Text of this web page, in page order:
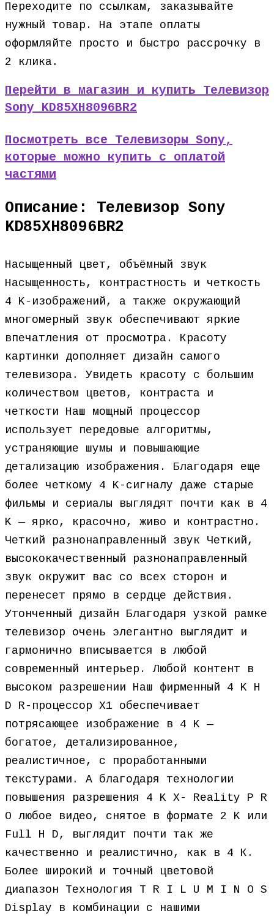
Переходите по ссылкам, заказывайте
нужный товар. На этапе оплаты
оформляйте просто и быстро рассрочку в
2 клика.
Перейти в магазин и купить Телевизор
Sony KD85XH8096BR2
Посмотреть все Телевизоры Sony,
которые можно купить с оплатой
частями
Описание: Телевизор Sony
KD85XH8096BR2
Насыщенный цвет, объёмный звук
Насыщенность, контрастность и четкость
4 K-изображений, а также окружающий
многомерный звук обеспечивают яркие
впечатления от просмотра. Красоту
картинки дополняет дизайн самого
телевизора. Увидеть красоту с большим
количеством цветов, контраста и
четкости Наш мощный процессор
использует передовые алгоритмы,
устраняющие шумы и повышающие
детализацию изображения. Благодаря еще
более четкому 4 K-сигналу даже старые
фильмы и сериалы выглядят почти как в 4
K — ярко, красочно, живо и контрастно.
Четкий разнонаправленный звук Четкий,
высококачественный разнонаправленный
звук окружит вас со всех сторон и
перенесет прямо в сердце действия.
Утонченный дизайн Благодаря узкой рамке
телевизор очень элегантно выглядит и
гармонично вписывается в любой
современный интерьер. Любой контент в
высоком разрешении Наш фирменный 4 K H
D R-процессор X1 обеспечивает
потрясающее изображение в 4 K —
богатое, детализированное,
реалистичное, с проработанными
текстурами. А благодаря технологии
повышения разрешения 4 K X- Reality P R
O любое видео, снятое в формате 2 K или
Full H D, выглядит почти так же
качественно и реалистично, как в 4 К.
Более широкий и точный цветовой
диапазон Технология T R I L U M I N O S
Display в комбинации с нашими